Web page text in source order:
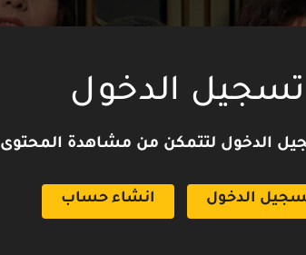
تسجيل الدخول
الدخول لتتمكن من مشاهدة المحتوى
الدخول انشاء حساب